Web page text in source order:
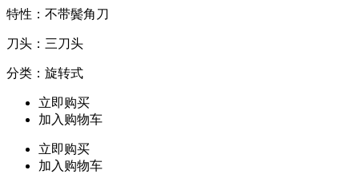
特性：不带鬓角刀
刀头：三刀头
分类：旋转式
立即购买
加入购物车
立即购买
加入购物车